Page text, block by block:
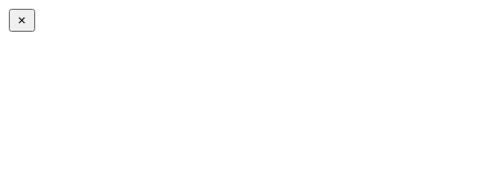
×